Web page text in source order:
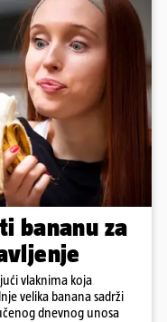
bananu za
vlaknima koja
velika banana sadrži
dnevnog unosa